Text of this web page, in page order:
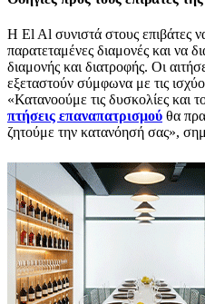
Η El Al συνιστά στους επιβάτες
παρατεταμένες διαμονές και να
διαμονής και διατροφής. Οι
εξεταστούν σύμφωνα με τις
«Κατανοούμε τις δυσκολίες και
πτήσεις επαναπατρισμού θα
ζητούμε την κατανόησή σας»,